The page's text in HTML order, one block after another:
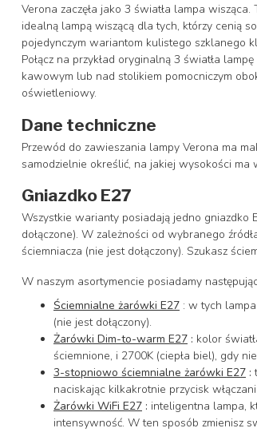
Verona zaczęła jako 3 światła lampa
idealną lampą wiszącą dla tych, którzy cenią
pojedynczym wariantom kulistego szklanego
Połącz na przykład oryginalną 3 światła
kawowym lub nad stolikiem pomocniczym
oświetleniowy.
Dane techniczne
Przewód do zawieszania lampy Verona ma
samodzielnie określić, na jakiej wysokości
Gniazdko E27
Wszystkie warianty posiadają jedno gniazdko
dołączone). W zależności od wybranego
ściemniacza (nie jest dołączony). Szukasz
W naszym asortymencie posiadamy
Ściemnialne żarówki E27 : w tych
(nie jest dołączony).
Żarówki Dim-to-warm E27 : kolor
ściemnione, i 2700K (ciepła biel), gdy
3-stopniowo ściemnialne żarówki E27 :
naciskając kilkakrotnie przycisk
Żarówki WiFi E27 : inteligentna lampa,
intensywność. W ten sposób zmienisz